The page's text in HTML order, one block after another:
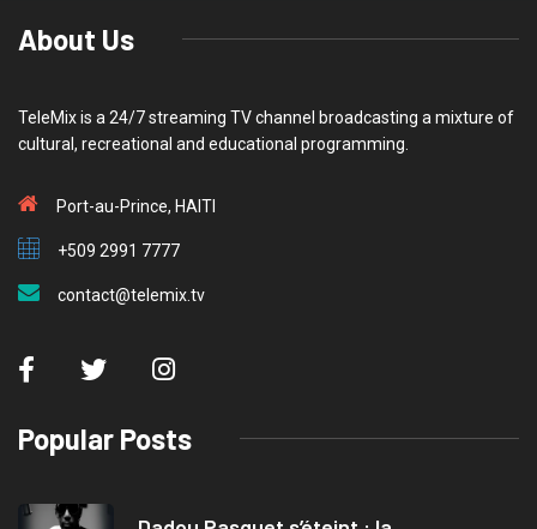
About Us
TeleMix is a 24/7 streaming TV channel broadcasting a mixture of
cultural, recreational and educational programming.
Port-au-Prince, HAITI
+509 2991 7777
contact@telemix.tv
Popular Posts